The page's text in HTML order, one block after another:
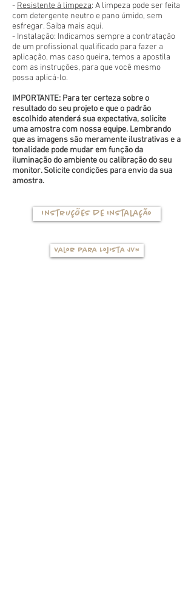
- Resistente à limpeza: A limpeza pode ser feita
com detergente neutro e pano úmido, sem
esfregar. Saiba mais aqui.
- Instalação: Indicamos sempre a contratação
de um profissional qualificado para fazer a
aplicação, mas caso queira, temos a apostila
com as instruções, para que você mesmo
possa aplicá-lo.
IMPORTANTE: Para ter certeza sobre o
resultado do seu projeto e que o padrão
escolhido atenderá sua expectativa, solicite
uma amostra com nossa equipe. Lembrando
que as imagens são meramente ilustrativas e a
tonalidade pode mudar em função da
iluminação do ambiente ou calibração do seu
monitor. Solicite condições para envio da sua
amostra.
Instruções de instalação
Valor para Lojista JVN